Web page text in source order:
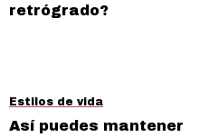
retrógrado?
Estilos de vida
Así puedes mantener